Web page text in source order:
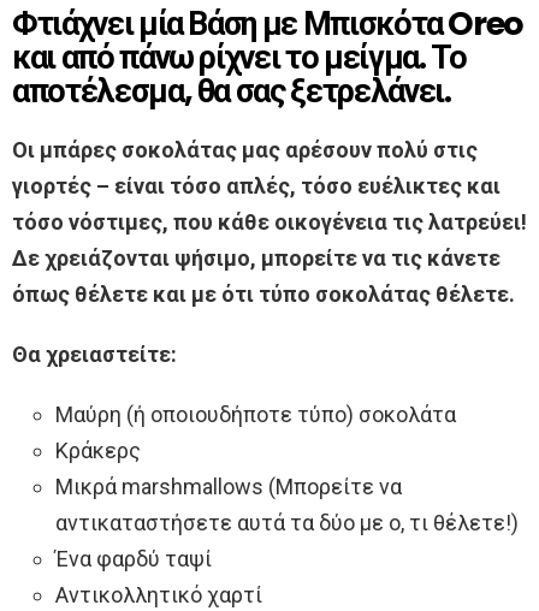
Φτιάχνει μία Βάση με Μπισκότα Oreo
και από πάνω ρίχνει το μείγμα. Το
αποτέλεσμα, θα σας ξετρελάνει.
Οι μπάρες σοκολάτας μας αρέσουν πολύ στις
γιορτές – είναι τόσο απλές, τόσο ευέλικτες και
τόσο νόστιμες, που κάθε οικογένεια τις λατρεύει!
Δε χρειάζονται ψήσιμο, μπορείτε να τις κάνετε
όπως θέλετε και με ότι τύπο σοκολάτας θέλετε.
Θα χρειαστείτε:
Μαύρη (ή οποιουδήποτε τύπο) σοκολάτα
Κράκερς
Μικρά marshmallows (Μπορείτε να
αντικαταστήσετε αυτά τα δύο με ο, τι θέλετε!)
Ένα φαρδύ ταψί
Αντικολλητικό χαρτί